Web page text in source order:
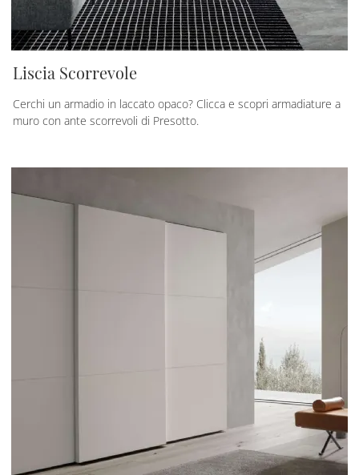
Liscia Scorrevole
Cerchi un armadio in laccato opaco? Clicca e scopri armadiature a
muro con ante scorrevoli di Presotto.